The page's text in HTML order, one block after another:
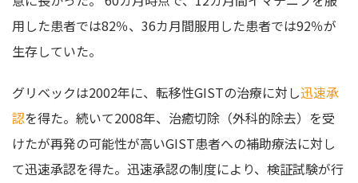
用した患者では82％、36カ月間服用した患者では92％が
生存していた。
グリベックは2002年に、転移性GISTの治療に対し迅速承
認を得た。続いて2008年、治癒切除（外科的除去）を受
けたが再発の可能性が高いGIST患者への補助療法に対し
て迅速承認を得た。迅速承認の制度により、検証試験が行